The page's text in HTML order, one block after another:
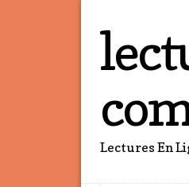
Lectures En